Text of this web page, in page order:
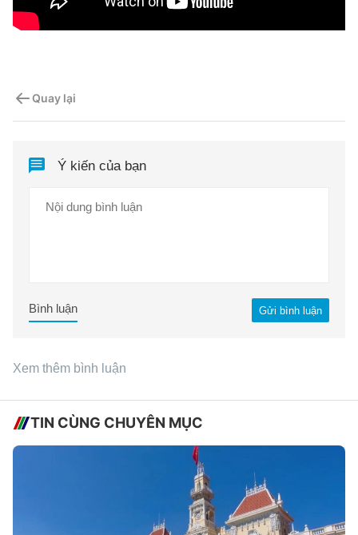
Quay lại
Ý kiến của bạn
Gửi bình luận
Bình luận
Xem thêm bình luận
TIN CÙNG CHUYÊN MỤC